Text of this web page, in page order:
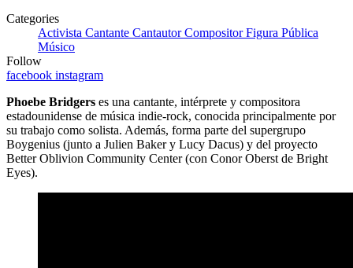
Categories
Activista Cantante CantautorCompositorFigura Pública
Músico
Follow
facebook instagram
Phoebe Bridgers es una cantante, intérprete y compositora
estadounidense de música indie-rock, conocida principalmente por
su trabajo como solista. Además, forma parte del supergrupo
Boygenius (junto a Julien Baker y Lucy Dacus) y del proyecto
Better Oblivion Community Center (con Conor Oberst de Bright
Eyes).